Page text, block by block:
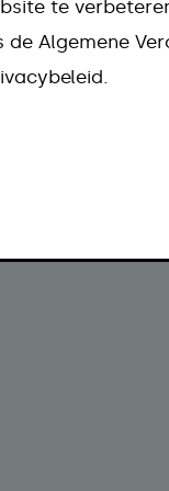
Meer informatie
te
Algemene